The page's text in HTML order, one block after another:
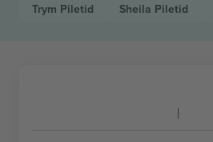
Trym Piletid Sheila Piletid